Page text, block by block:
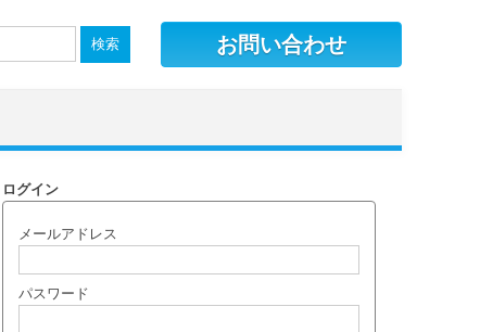
お問い合わせ
ログイン
メールアドレス
パスワード